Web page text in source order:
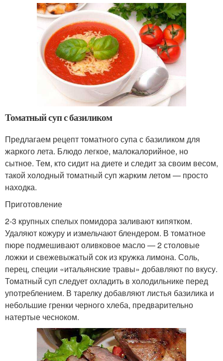
Томатный суп с базиликом
Предлагаем рецепт томатного супа с базиликом для
жаркого лета. Блюдо легкое, малокалорийное, но
сытное. Тем, кто сидит на диете и следит за своим весом,
такой холодный томатный суп жарким летом — просто
находка.
Приготовление
2-3 крупных спелых помидора заливают кипятком.
Удаляют кожуру и измельчают блендером. В томатное
пюре подмешивают оливковое масло — 2 столовые
ложки и свежевыжатый сок из кружка лимона. Соль,
перец, специи «итальянские травы» добавляют по вкусу.
Томатный суп следует охладить в холодильнике перед
употреблением. В тарелку добавляют листья базилика и
небольшие гренки черного хлеба, предварительно
натертые чесноком.